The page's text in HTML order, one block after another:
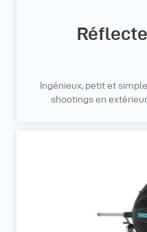
Ingénieux, petit et
shootings en